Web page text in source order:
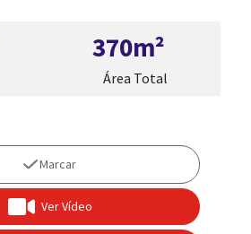
370m²
Área Total
Marcar
Ver Vídeo